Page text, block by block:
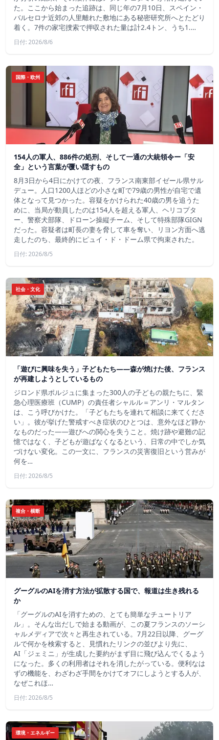
た。ここから始まった追跡は、同じ年の7月10日、スペイン・
バルセロナ近郊の人里離れた敷地にある秘密研究所へとたどり
着く。7件の家宅捜索で押収された量は計2.4トン、うち1.…
日付: 2026/8/6
国際・欧州
154人の軍人、886件の処刑、そして一通の大統領令ー「安
全」という言葉が覆い隠すもの
8月3日から4日にかけての夜、フランス南東部イゼール県サル
デュー。人口1200人ほどの小さな町で79歳の男性が自宅で遺
体となって見つかった。容疑をかけられた40歳の男を追うた
めに、当局が動員したのは154人を超える軍人、ヘリコプタ
ー、警察犬部隊、ドローン操縦チーム、そして特殊部隊GIGN
だった。容疑者は町長の妻を脅して車を奪い、リヨン方面へ逃
走したのち、最終的にピュイ・ド・ドーム県で拘束された。
日付: 2026/8/5
社会・文化
「遊びに興味を失う」子どもたち——森が焼けた後、フランス
が再建しようとしているもの
ジロンド県ポルジュに集まった300人の子どもの親たちに、緊
急心理医療班（CUMP）の責任者シャルル＝アンリ・マルタン
は、こう呼びかけた。「子どもたちを連れて相談に来てくださ
い」。彼が挙げた警戒すべき症状のひとつは、意外なほど静か
なものだった――遊びへの関心を失うこと。焼け跡や避難の記
憶ではなく、子どもが遊ばなくなるという、日常の中でしか気
づけない変化。この一文に、フランスの災害復旧という営みが
何を…
日付: 2026/8/5
複合・横断
グーグルのAIを消す方法が拡散する国で、報道は生き残れる
か
「グーグルのAIを消すための、とても簡単なチュートリア
ル」。そんな出だしで始まる動画が、この夏フランスのソーシ
ャルメディアで次々と再生されている。7月22日以降、グーグ
ルで何かを検索すると、見慣れたリンクの並びより先に、
AI「ジェミニ」が生成した要約がまず目に飛び込んでくるよう
になった。多くの利用者はそれを消したがっている。便利なは
ずの機能を、わざわざ手間をかけてオフにしようとする人が、
なぜこれほ…
日付: 2026/8/5
環境・エネルギー